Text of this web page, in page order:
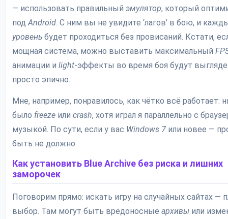
— использовать правильный эмулятор, который
подAndroid. С ним вы не увидите ‘лагов’ в бою, и
уровень будет проходиться без провисаний. Кстати,
мощная система, можно выставить максимальный
анимации и light-эффекты во время боя будут
просто эпично.
Мне, например, понравилось, как чётко всё работает:
было freeze или crash, хотя играл я параллельно с
музыкой. По сути, если у вас Windows 7 или новее —
быть не должно.
Как установить Blue Archive без риска и лишних
заморочек
Поговорим прямо: искать игру на случайных сайтах —
выбор. Там могут быть вредоносные архивы или